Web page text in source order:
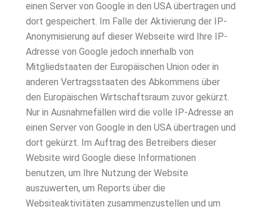
einen Server von Google in den USA übertragen und
dort gespeichert. Im Falle der Aktivierung der IP-
Anonymisierung auf dieser Webseite wird Ihre IP-
Adresse von Google jedoch innerhalb von
Mitgliedstaaten der Europäischen Union oder in
anderen Vertragsstaaten des Abkommens über
den Europäischen Wirtschaftsraum zuvor gekürzt.
Nur in Ausnahmefällen wird die volle IP-Adresse an
einen Server von Google in den USA übertragen und
dort gekürzt. Im Auftrag des Betreibers dieser
Website wird Google diese Informationen
benutzen, um Ihre Nutzung der Website
auszuwerten, um Reports über die
Websiteaktivitäten zusammenzustellen und um